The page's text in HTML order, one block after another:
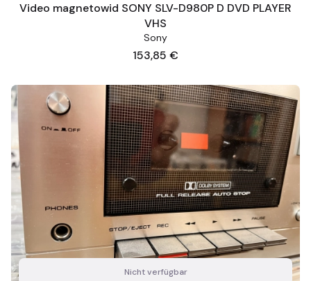
Video magnetowid SONY SLV-D980P D DVD PLAYER
VHS
Sony
Preis
153,85 €
Nicht verfügbar